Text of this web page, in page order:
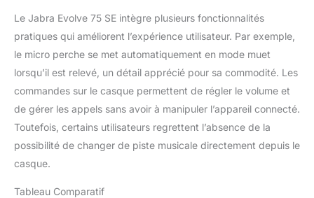
Le Jabra Evolve 75 SE intègre plusieurs fonctionnalités
pratiques qui améliorent l’expérience utilisateur. Par exemple,
le micro perche se met automatiquement en mode muet
lorsqu’il est relevé, un détail apprécié pour sa commodité. Les
commandes sur le casque permettent de régler le volume et
de gérer les appels sans avoir à manipuler l’appareil connecté.
Toutefois, certains utilisateurs regrettent l’absence de la
possibilité de changer de piste musicale directement depuis le
casque.
Tableau Comparatif